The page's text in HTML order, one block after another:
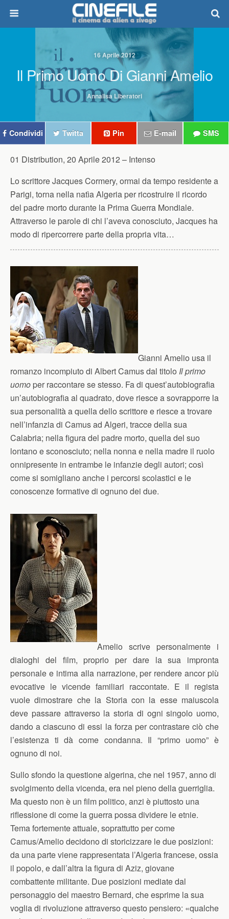
16 Aprile 2012
Il Primo Uomo Di Gianni Amelio
Annalisa Liberatori
Condividi Twitta Pin E-mail SMS
01 Distribution, 20 Aprile 2012 – Intenso
Lo scrittore Jacques Cormery, ormai da tempo residente a
Parigi, torna nella natìa Algeria per ricostruire il ricordo
del padre morto durante la Prima Guerra Mondiale.
Attraverso le parole di chi l’aveva conosciuto, Jacques ha
modo di ripercorrere parte della propria vita…
Gianni Amelio usa il
romanzo incompiuto di Albert Camus dal titolo Il primo
uomo per raccontare se stesso. Fa di quest’autobiografia
un’autobiografia al quadrato, dove riesce a sovrapporre la
sua personalità a quella dello scrittore e riesce a trovare
nell’infanzia di Camus ad Algeri, tracce della sua
Calabria; nella figura del padre morto, quella del suo
lontano e sconosciuto; nella nonna e nella madre il ruolo
onnipresente in entrambe le infanzie degli autori; così
come si somigliano anche i percorsi scolastici e le
conoscenze formative di ognuno dei due.
Amelio scrive personalmente i
dialoghi del film, proprio per dare la sua impronta
personale e intima alla narrazione, per rendere ancor più
evocative le vicende familiari raccontate. E il regista
vuole dimostrare che la Storia con la esse maiuscola
deve passare attraverso la storia di ogni singolo uomo,
dando a ciascuno di essi la forza per contrastare ciò che
l’esistenza ti dà come condanna. Il “primo uomo” è
ognuno di noi.
Sullo sfondo la questione algerina, che nel 1957, anno di
svolgimento della vicenda, era nel pieno della guerriglia.
Ma questo non è un film politico, anzi è piuttosto una
riflessione di come la guerra possa dividere le etnie.
Tema fortemente attuale, soprattutto per come
Camus/Amelio decidono di storicizzare le due posizioni:
da una parte viene rappresentata l’Algeria francese, ossia
il popolo, e dall’altra la figura di Aziz, giovane
combattente militante. Due posizioni mediate dal
personaggio del maestro Bernard, che esprime la sua
voglia di rivoluzione attraverso questo pensiero: «qualche